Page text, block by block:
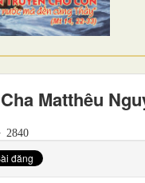
Matthêu
2840